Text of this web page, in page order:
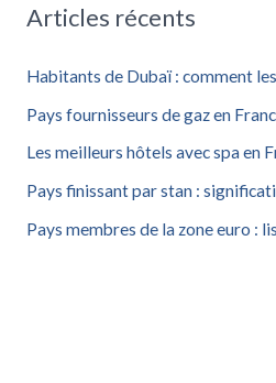
e
c
h
e
r
Articles récents
Habitants de Dubaï : comment
Pays fournisseurs de gaz en
Les meilleurs hôtels avec spa en
Pays finissant par stan :
Pays membres de la zone euro :